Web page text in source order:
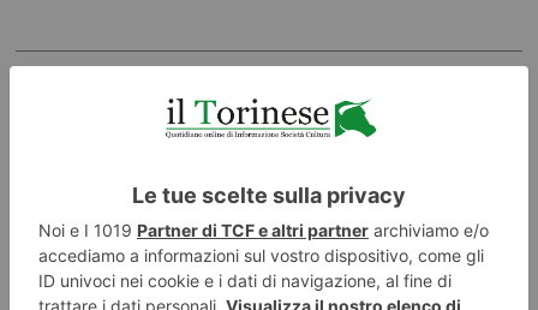
LASCIA UN COMMENTO